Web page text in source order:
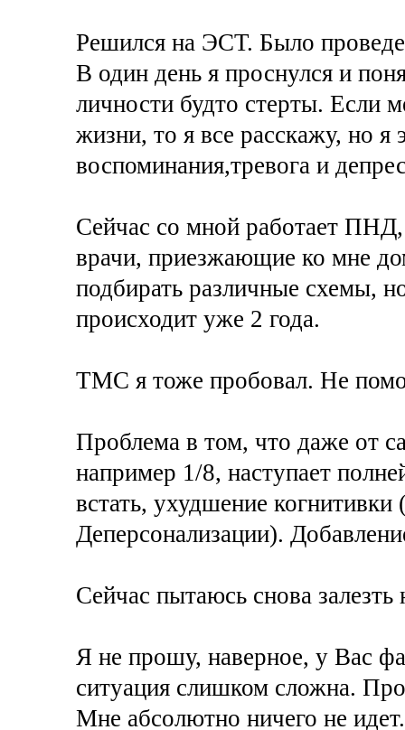
Решился на ЭСТ. Было
В один день я проснулся и
личности будто стерты. Если
жизни, то я все расскажу, но
воспоминания,тревога и
Сейчас со мной работает
врачи, приезжающие ко мне
подбирать различные схемы,
происходит уже 2 года.
ТМС я тоже пробовал. Не
Проблема в том, что даже от
например 1/8, наступает
встать, ухудшение
Деперсонализации).
Сейчас пытаюсь снова залезть
Я не прошу, наверное, у Вас
ситуация слишком сложна.
Мне абсолютно ничего не